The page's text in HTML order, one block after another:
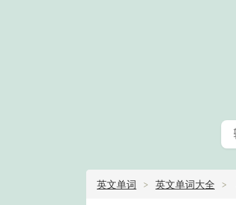
英文单词 英文单词大全